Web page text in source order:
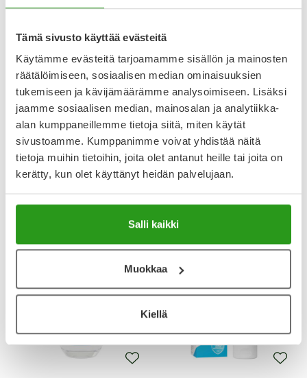
Tämä sivusto käyttää evästeitä
Käytämme evästeitä tarjoamamme sisällön ja mainosten
räätälöimiseen, sosiaalisen median ominaisuuksien
tukemiseen ja kävijämäärämme analysoimiseen. Lisäksi
jaamme sosiaalisen median, mainosalan ja analytiikka-
alan kumppaneillemme tietoja siitä, miten käytät
sivustoamme. Kumppanimme voivat yhdistää näitä
tietoja muihin tietoihin, joita olet antanut heille tai joita on
kerätty, kun olet käyttänyt heidän palvelujaan.
Salli kaikki
Muokkaa
Kiellä
PUHDAS+
PUHDAS+ MINERAL STONE
DEODORANT 120 G
9,90 €
LIERAC
LIERAC HOMME DEODORANT
50 ML
14,90 €
Uutta!